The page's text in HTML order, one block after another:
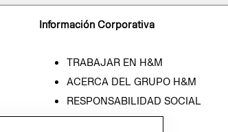
Información Corporativa
TRABAJAR EN H&M
ACERCA DEL GRUPO H&M
RESPONSABILIDAD SOCIAL
PRENSA